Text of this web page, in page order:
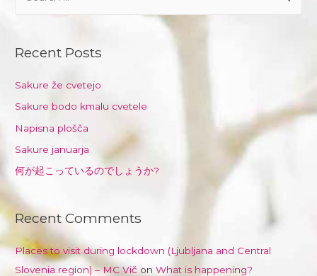
r
h
f
Recent Posts
Sakure že cvetejo
Sakure bodo kmalu cvetele
Napisna plošča
Sakure januarja
何が起こっているのでしょうか?
Recent Comments
Places to visit during lockdown (Ljubljana and Central
Slovenia region) – MC VičonWhat is happening?